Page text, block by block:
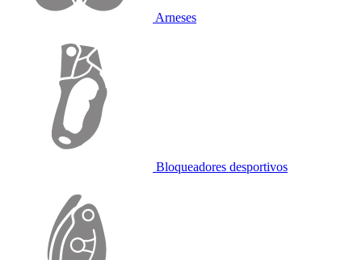
Arneses
Bloqueadores desportivos